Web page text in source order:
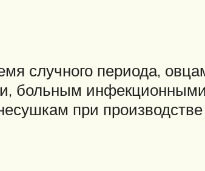
случного периода,
больным
при производстве